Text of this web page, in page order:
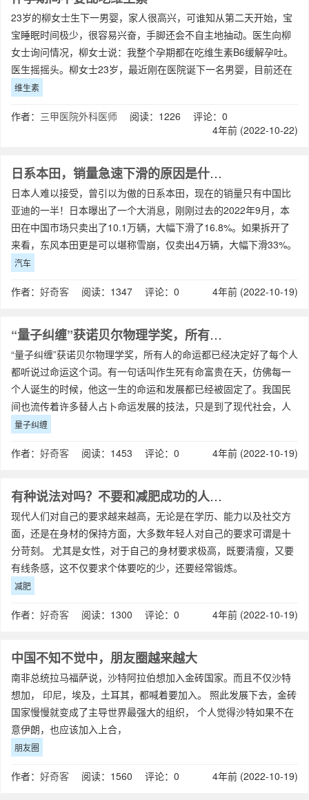
23岁的柳女士生下一男婴，家人很高兴，可谁知从第二天开始，宝
宝睡眠时间极少，很容易兴奋，手脚还会不自主地抽动。医生向柳
女士询问情况，柳女士说：我整个孕期都在吃维生素B6缓解孕吐。
医生摇摇头。柳女士23岁，最近刚在医院诞下一名男婴，目前还在
住院当中。柳女士是顺产，原本可以
维生素
作者： 三甲医院外科医师 阅读：1226 评论：0
4年前 (2022-10-22)
日系本田，销量急速下滑的原因是什么？
日本人难以接受，曾引以为傲的日系本田，现在的销量只有中国比
亚迪的一半！日本曝出了一个大消息，刚刚过去的2022年9月，本
田在中国市场只卖出了10.1万辆，大幅下滑了16.8%。如果拆开了
来看，东风本田更是可以堪称雪崩，仅卖出4万辆，大幅下滑33%。
汽车
作者： 好奇客 阅读：1347 评论：0 4年前 (2022-10-19)
“量子纠缠”获诺贝尔物理学奖，所有人的命运都已经决定好了
“量子纠缠”获诺贝尔物理学奖，所有人的命运都已经决定好了每个人
都听说过命运这个词。有一句话叫作生死有命富贵在天，仿佛每一
个人诞生的时候，他这一生的命运和发展都已经被固定了。我国民
间也流传着许多替人占卜命运发展的技法，只是到了现代社会，人
们更愿意将其当成一种娱乐，并不会相
量子纠缠
作者： 好奇客 阅读：1453 评论：0 4年前 (2022-10-19)
有种说法对吗？不要和减肥成功的人做朋友
现代人们对自己的要求越来越高，无论是在学历、能力以及社交方
面，还是在身材的保持方面，大多数年轻人对自己的要求可谓是十
分苛刻。 尤其是女性，对于自己的身材要求极高，既要清瘦，又要
有线条感，这不仅要求个体要吃的少，还要经常锻炼。
减肥
作者： 好奇客 阅读：1300 评论：0 4年前 (2022-10-19)
中国不知不觉中，朋友圈越来越大
南非总统拉马福萨说，沙特阿拉伯想加入金砖国家。而且不仅沙特
想加， 印尼，埃及，土耳其，都喊着要加入。 照此发展下去，金砖
国家慢慢就变成了主导世界最强大的组织， 个人觉得沙特如果不在
意伊朗，也应该加入上合，
朋友圈
作者： 好奇客 阅读：1560 评论：0 4年前 (2022-10-19)